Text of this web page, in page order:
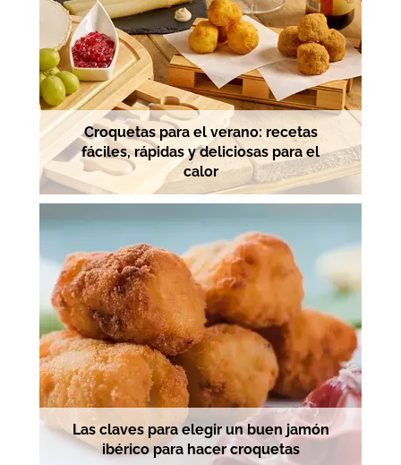
Croquetas para el verano: recetas
fáciles, rápidas y deliciosas para el
calor
Las claves para elegir un buen jamón
ibérico para hacer croquetas